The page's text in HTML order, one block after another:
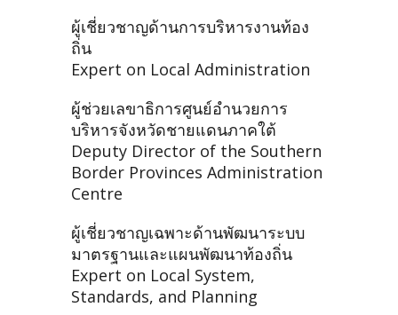
ผู้เชี่ยวชาญด้านการบริหารงานท้อง
ถิ่น
Expert on Local Administration
ผู้ช่วยเลขาธิการศูนย์อำนวยการ
บริหารจังหวัดชายแดนภาคใต้
Deputy Director of the Southern
Border Provinces Administration
Centre
ผู้เชี่ยวชาญเฉพาะด้านพัฒนาระบบ
มาตรฐานและแผนพัฒนาท้องถิ่น
Expert on Local System,
Standards, and Planning